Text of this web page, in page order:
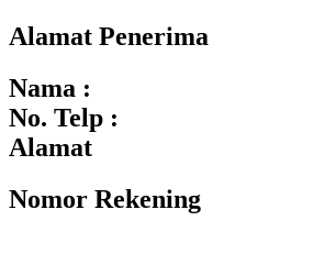
Alamat Penerima
Nama :
No. Telp :
Alamat
Nomor Rekening